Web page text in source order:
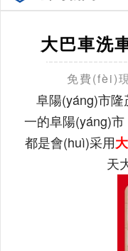
大巴車洗
免費(fèi)
阜陽(yáng)市隆
一的阜陽(yáng)市
都是會(huì)采用
天